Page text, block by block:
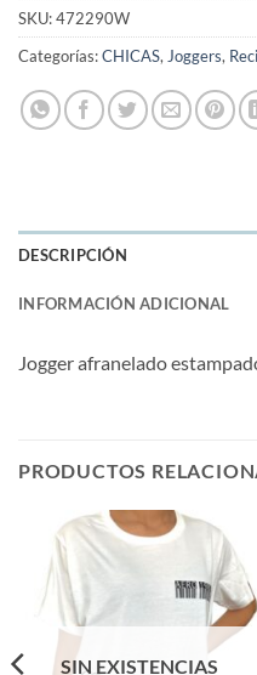
SKU:472290W
Categorías:CHICAS,Joggers,
DESCRIPCIÓN
INFORMACIÓN ADICIONAL
Jogger afranelado
PRODUCTOS
SIN EXISTENCIAS